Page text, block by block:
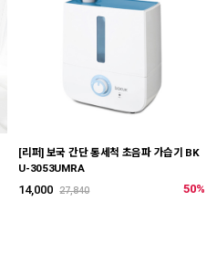
[리퍼] 보국 간단 통세척 초음파 가습기 BK
U-3053UMRA
14,000 27,840 50%